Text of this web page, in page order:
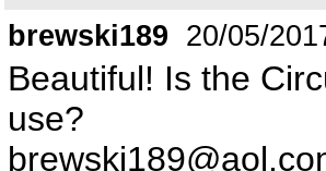
brewski189 20/05/
Beautiful! Is the
use?